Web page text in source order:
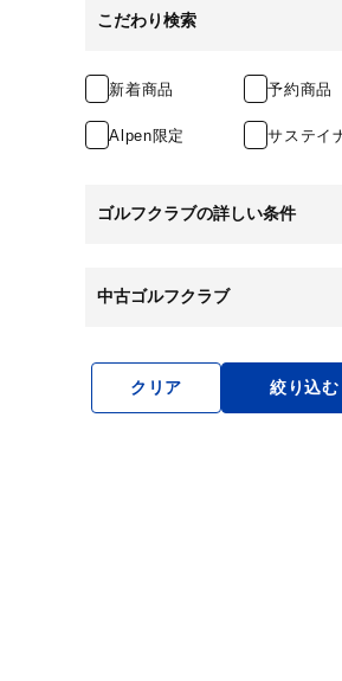
こだわり検索
新着商品 予約商品
Alpen限定 サステイ
ゴルフクラブの詳しい条件
中古ゴルフクラブ
クリア 絞り込む